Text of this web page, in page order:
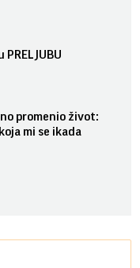
promenio život:
mi se ikada